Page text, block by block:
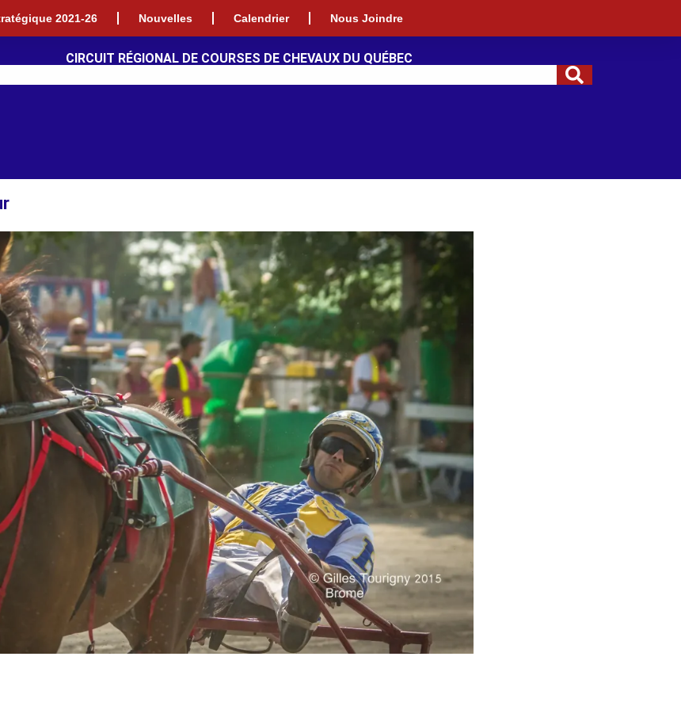
2021-26 Nouvelles Calendrier Nous Joindre
CIRCUIT RÉGIONAL DE COURSES DE CHEVAUX DU QUÉBEC